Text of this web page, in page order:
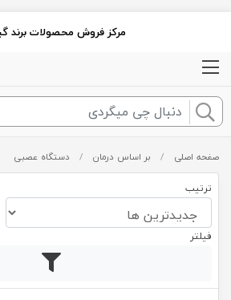
مرکز فروش محصولات برند
صفحه اصلی / بر اساس درمان / دستگاه عصبی
ترتیب
فیلتر